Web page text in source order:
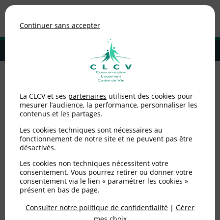
MENU
Adhérer à la CLCV
les résultats de la campagne nationale de l'ANSES
PFAS dans l'eau potable :
les résultats de la
campagne nationale de
l'ANSES
Publié le17/02/2026(mis à jour le10/03/2026)
Continuer sans accepter
La CLCV et ses partenaires utilisent des cookies pour
mesurer l’audience, la performance, personnaliser les
contenus et les partages.
Les cookies techniques sont nécessaires au
fonctionnement de notre site et ne peuvent pas être
désactivés.
Les cookies non techniques nécessitent votre
consentement. Vous pourrez retirer ou donner votre
consentement via le lien « paramétrer les cookies »
présent en bas de page.
Consulter notre politique de confidentialité | Gérer